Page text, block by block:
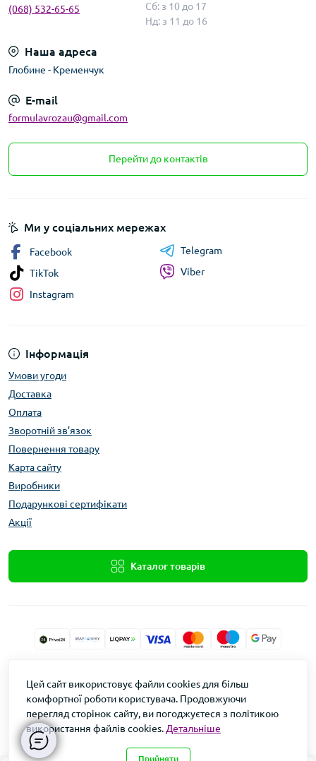
(068) 532-65-65
Сб: з 10 до 17
Нд: з 11 до 16
Наша адреса
Глобине - Кременчук
E-mail
formulavrozau@gmail.com
Перейти до контактів
Інформація
Умови угоди
Доставка
Оплата
Зворотній зв’язок
Повернення товару
Карта сайту
Виробники
Подарункові сертифікати
Акції
Каталог товарів
Ми у соціальних мережах
Facebook
TikTok
Instagram
Telegram
Viber
Формула Врожаю © 2026
Цей сайт використовує файли cookies для більш
комфортної роботи користувача. Продовжуючи
перегляд сторінок сайту, ви погоджуєтеся з політикою
використання файлів cookies. Детальніше
Прийняти